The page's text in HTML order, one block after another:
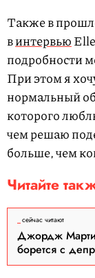
Также в
винтервью
подробности
При этом я
нормальный
которого
чем решаю
больше, чем
Читайте
сейчас читают
Джордж
борется с